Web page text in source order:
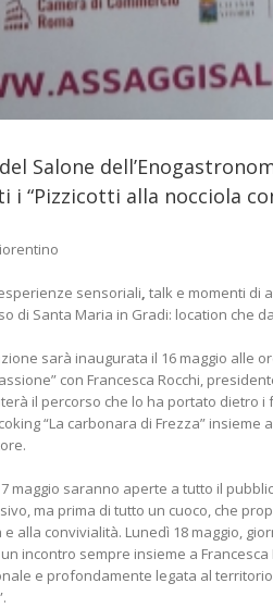
Salone
i “Pizzicotti alla nocciola
sensoriali, talk e momenti di
di Santa Maria in Gradi: location che
sarà inaugurata il 16 maggio alle
con Francesca Rocchi,
il percorso che lo ha portato dietro
“La carbonara di Frezza” insieme
maggio saranno aperte a tutto il
ma prima di tutto un cuoco, che
alla convivialità. Lunedì 18 maggio,
incontro sempre insieme a
e profondamente legata al